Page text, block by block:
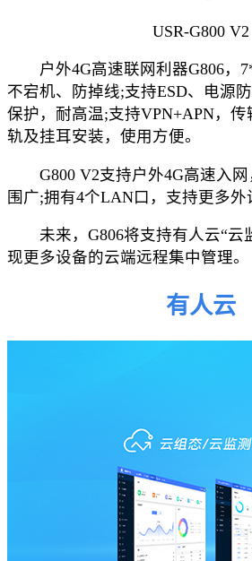
USR-G800 V2
户外4G高速联网利器G806，
不宕机、防掉线;支持ESD、电源
保护，耐高温;支持VPN+APN，
轨及挂耳安装，使用方便。
G800 V2支持户外4G高速入网
围广;拥有4个LAN口，支持更多外
未来，G806将支持有人云“云
现更多设备的云端远程集中管理。
有人云